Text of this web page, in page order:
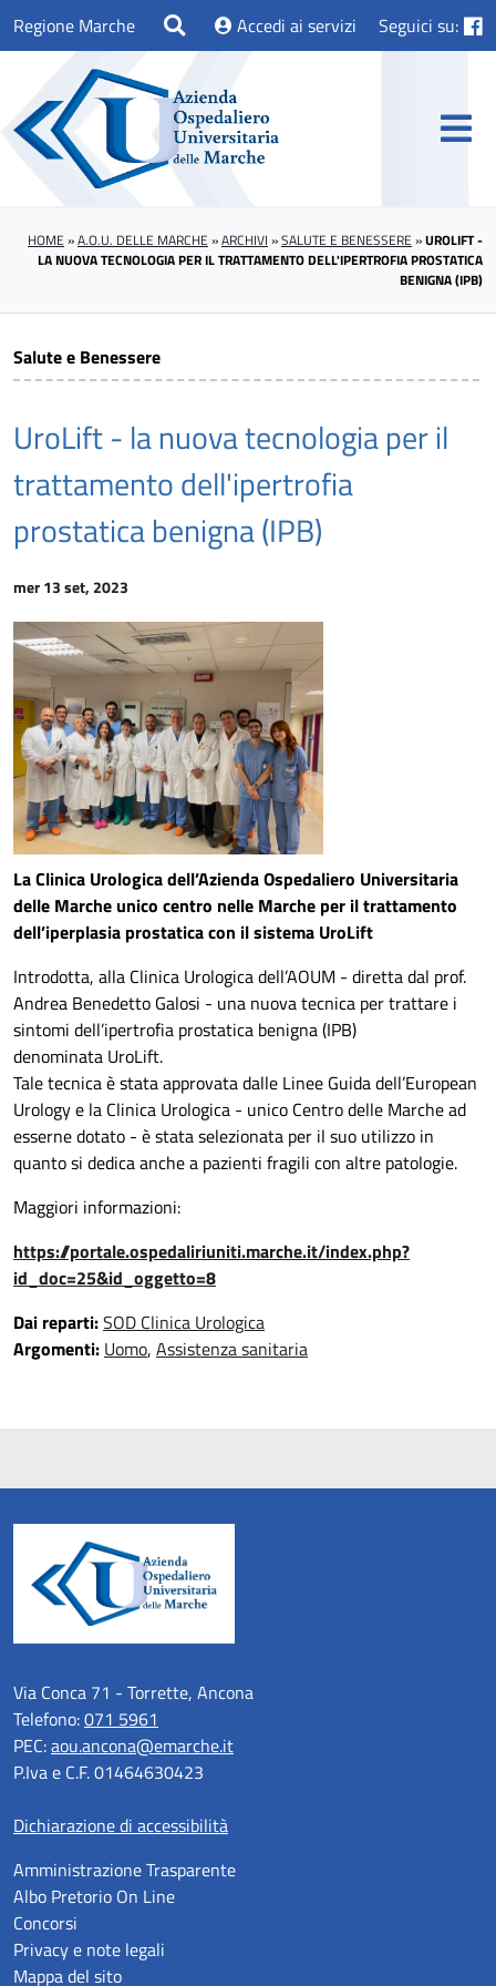
Regione Marche Accedi ai servizi Seguici su:
HOME »A.O.U. DELLE MARCHE »ARCHIVI »SALUTE E BENESSERE »UROLIFT -
LA NUOVA TECNOLOGIA PER IL TRATTAMENTO DELL'IPERTROFIA PROSTATICA
BENIGNA (IPB)
Salute e Benessere
UroLift - la nuova tecnologia per il
trattamento dell'ipertrofia
prostatica benigna (IPB)
mer 13 set, 2023
La Clinica Urologica dell’Azienda Ospedaliero Universitaria
delle Marche unico centro nelle Marche per il trattamento
dell’iperplasia prostatica con il sistema UroLift
Introdotta, alla Clinica Urologica dell’AOUM - diretta dal prof.
Andrea Benedetto Galosi - una nuova tecnica per trattare i
sintomi dell’ipertrofia prostatica benigna (IPB)
denominata UroLift.
Tale tecnica è stata approvata dalle Linee Guida dell’European
Urology e la Clinica Urologica - unico Centro delle Marche ad
esserne dotato - è stata selezionata per il suo utilizzo in
quanto si dedica anche a pazienti fragili con altre patologie.
Maggiori informazioni:
https://portale.ospedaliriuniti.marche.it/index.php?
id_doc=25&id_oggetto=8
Dai reparti:SOD Clinica Urologica
Argomenti: Uomo, Assistenza sanitaria
Via Conca 71 - Torrette, Ancona
Telefono:071 5961
PEC:aou.ancona@emarche.it
P.Iva e C.F. 01464630423
Dichiarazione di accessibilità
Amministrazione Trasparente
Albo Pretorio On Line
Concorsi
Privacy e note legali
Mappa del sito